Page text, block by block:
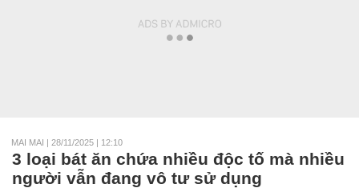
MAI MAI | 28/11/2025 | 12:10
3 loại bát ăn chứa nhiều độc tố mà nhiều
người vẫn đang vô tư sử dụng